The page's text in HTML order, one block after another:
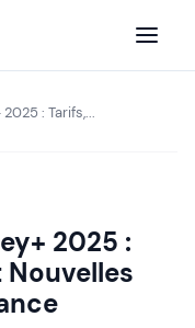
: Tarifs,...
2025 :
Nouvelles